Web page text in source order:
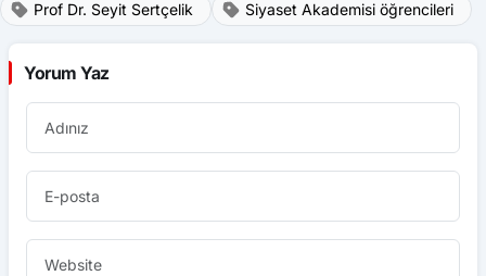
Prof Dr. Seyit Sertçelik Siyaset Akademisi öğrencileri
Yorum Yaz